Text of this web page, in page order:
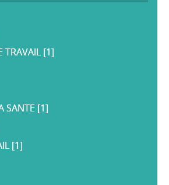
TRAVAIL [1]
SANTE [1]
[1]